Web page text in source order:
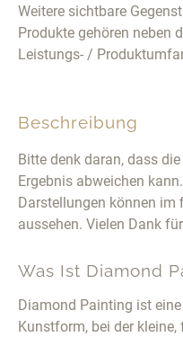
Beschreibung
Bitte denk daran, dass
Ergebnis abweichen
Darstellungen können im
aussehen. Vielen Dank
Was Ist Diamond
Diamond Painting ist
Kunstform, bei der
Weitere sichtbare
Produkte gehören neben
Leistungs- /